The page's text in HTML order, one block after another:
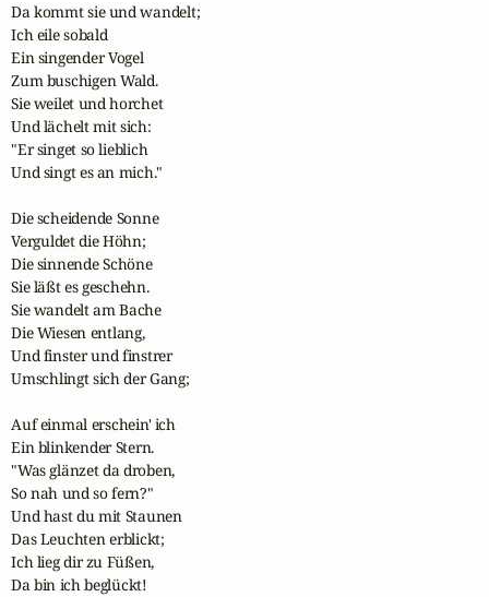
Da kommt sie und wandelt;
Ich eile sobald
Ein singender Vogel
Zum buschigen Wald.
Sie weilet und horchet
Und lächelt mit sich:
"Er singet so lieblich
Und singt es an mich."
Die scheidende Sonne
Verguldet die Höhn;
Die sinnende Schöne
Sie läßt es geschehn.
Sie wandelt am Bache
Die Wiesen entlang,
Und finster und finstrer
Umschlingt sich der Gang;
Auf einmal erschein' ich
Ein blinkender Stern.
"Was glänzet da droben,
So nah und so fern?"
Und hast du mit Staunen
Das Leuchten erblickt;
Ich lieg dir zu Füßen,
Da bin ich beglückt!